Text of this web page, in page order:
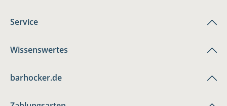
Service
Wissenswertes
barhocker.de